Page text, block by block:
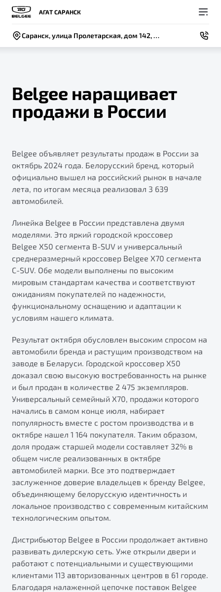
АГАТ САРАНСК
Саранск, улица Пролетарская, дом 142, строение 1
Модели
X50+
Яркий кроссовер
от 2 219 990 ₽*
Элегантный и практичный седан
от 1 699 990 ₽*
Обзор В наличии
X70
Покупателям
Автомобили в наличии
Спецпредложения и Акции
Записаться на тест-драйв
Автокредит
Трейд-ин
Страхование
Расчет КАСКО
Узнайте о специальных выгодах при покупке
Подробно
Автомобили в наличии
Автокредит
Спецпредложения
Владельцам
Записаться на сервис
Руководство по эксплуатации
Калькулятор ТО
ПОДДЕРЖКА
Гарантия Belgee
Belgee Линк
Belgee Клуб
Belgee Плюс
Реферальная программа
Клиентская поддержка
Помощь на дорогах
Будьте еще более уверены на дорогах с программой
"Помощь на дорогах"
Запись на сервис
О компании
Новости
Контакты
BELGEE В РОССИИ
О дилерском центре
Правовая информация
Belgee наращивает
продажи в России
Belgee объявляет результаты продаж в России за
октябрь 2024 года. Белорусский бренд, который
официально вышел на российский рынок в начале
лета, по итогам месяца реализовал 3 639
автомобилей.
Линейка Belgee в России представлена двумя
моделями. Это яркий городской кроссовер
Belgee X50 сегмента B-SUV и универсальный
среднеразмерный кроссовер Belgee X70 сегмента
C-SUV. Обе модели выполнены по высоким
мировым стандартам качества и соответствуют
ожиданиям покупателей по надежности,
функциональному оснащению и адаптации к
условиям нашего климата.
Результат октября обусловлен высоким спросом на
автомобили бренда и растущим производством на
заводе в Беларуси. Городской кроссовер X50
доказал свою высокую востребованность на рынке
и был продан в количестве 2 475 экземпляров.
Универсальный семейный X70, продажи которого
начались в самом конце июля, набирает
популярность вместе с ростом производства и в
октябре нашел 1 164 покупателя. Таким образом,
доля продаж старшей модели составляет 32% в
общем числе реализованных в октябре
автомобилей марки. Все это подтверждает
заслуженное доверие владельцев к бренду Belgee,
объединяющему белорусскую идентичность и
локальное производство с современным китайским
технологическим опытом.
Дистрибьютор Belgee в России продолжает активно
развивать дилерскую сеть. Уже открыли двери и
работают с потенциальными и существующими
клиентами 113 авторизованных центров в 61 городе.
Благодаря налаженной цепочке поставок Belgee